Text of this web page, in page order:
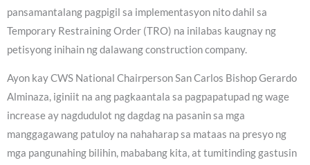
pansamantalang pagpigil sa implementasyon nito dahil sa
Temporary Restraining Order (TRO) na inilabas kaugnay ng
petisyong inihain ng dalawang construction company.
Ayon kay CWS National Chairperson San Carlos Bishop Gerardo
Alminaza, iginiit na ang pagkaantala sa pagpapatupad ng wage
increase ay nagdudulot ng dagdag na pasanin sa mga
manggagawang patuloy na nahaharap sa mataas na presyo ng
mga pangunahing bilihin, mababang kita, at tumitinding gastusin